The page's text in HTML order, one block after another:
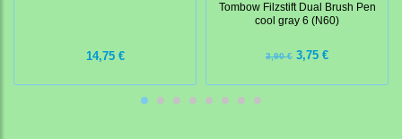
14,75 €
Tombow Filzstift Dual Brush Pen
cool gray 6 (N60)
3,90 € 3,75 €